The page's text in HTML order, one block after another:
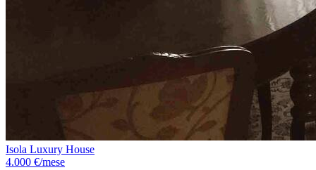
Isola Luxury House
4.000 €/mese